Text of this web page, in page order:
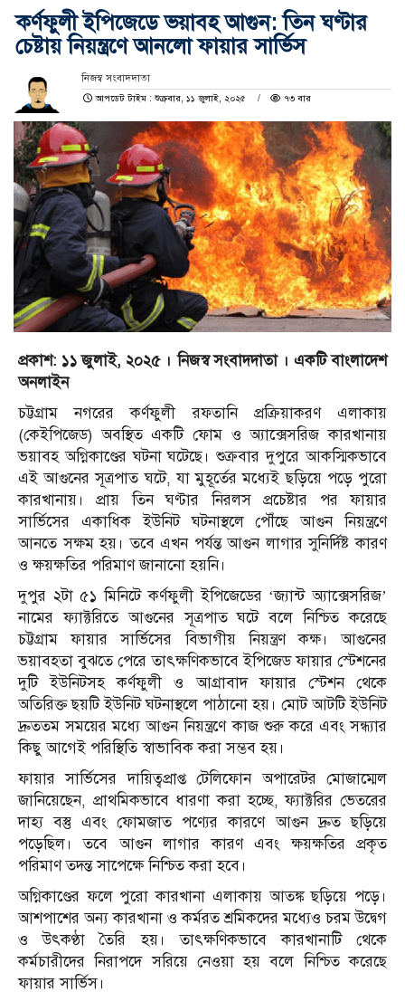
কর্ণফুলী ইপিজেডে ভয়াবহ আগুন: তিন ঘণ্টার
চেষ্টায় নিয়ন্ত্রণে আনলো ফায়ার সার্ভিস
নিজস্ব সংবাদদাতা
আপডেট টাইম : শুক্রবার, ১১ জুলাই, ২০২৫
৭৩ বার
প্রকাশ: ১১ জুলাই, ২০২৫ । নিজস্ব সংবাদদাতা । একটি বাংলাদেশ
অনলাইন
চট্টগ্রাম নগরের কর্ণফুলী রফতানি প্রক্রিয়াকরণ এলাকায়
(কেইপিজেড) অবস্থিত একটি ফোম ও অ্যাক্সেসরিজ কারখানায়
ভয়াবহ অগ্নিকাণ্ডের ঘটনা ঘটেছে। শুক্রবার দুপুরে আকস্মিকভাবে
এই আগুনের সূত্রপাত ঘটে, যা মুহূর্তের মধ্যেই ছড়িয়ে পড়ে পুরো
কারখানায়। প্রায় তিন ঘণ্টার নিরলস প্রচেষ্টার পর ফায়ার
সার্ভিসের একাধিক ইউনিট ঘটনাস্থলে পৌঁছে আগুন নিয়ন্ত্রণে
আনতে সক্ষম হয়। তবে এখন পর্যন্ত আগুন লাগার সুনির্দিষ্ট কারণ
ও ক্ষয়ক্ষতির পরিমাণ জানানো হয়নি।
দুপুর ২টা ৫১ মিনিটে কর্ণফুলী ইপিজেডের ‘জ্যান্ট অ্যাক্সেসরিজ’
নামের ফ্যাক্টরিতে আগুনের সূত্রপাত ঘটে বলে নিশ্চিত করেছে
চট্টগ্রাম ফায়ার সার্ভিসের বিভাগীয় নিয়ন্ত্রণ কক্ষ। আগুনের
ভয়াবহতা বুঝতে পেরে তাৎক্ষণিকভাবে ইপিজেড ফায়ার স্টেশনের
দুটি ইউনিটসহ কর্ণফুলী ও আগ্রাবাদ ফায়ার স্টেশন থেকে
অতিরিক্ত ছয়টি ইউনিট ঘটনাস্থলে পাঠানো হয়। মোট আটটি ইউনিট
দ্রুততম সময়ের মধ্যে আগুন নিয়ন্ত্রণে কাজ শুরু করে এবং সন্ধ্যার
কিছু আগেই পরিস্থিতি স্বাভাবিক করা সম্ভব হয়।
ফায়ার সার্ভিসের দায়িত্বপ্রাপ্ত টেলিফোন অপারেটর মোজাম্মেল
জানিয়েছেন, প্রাথমিকভাবে ধারণা করা হচ্ছে, ফ্যাক্টরির ভেতরের
দাহ্য বস্তু এবং ফোমজাত পণ্যের কারণে আগুন দ্রুত ছড়িয়ে
পড়েছিল। তবে আগুন লাগার কারণ এবং ক্ষয়ক্ষতির প্রকৃত
পরিমাণ তদন্ত সাপেক্ষে নিশ্চিত করা হবে।
অগ্নিকাণ্ডের ফলে পুরো কারখানা এলাকায় আতঙ্ক ছড়িয়ে পড়ে।
আশপাশের অন্য কারখানা ও কর্মরত শ্রমিকদের মধ্যেও চরম উদ্বেগ
ও উৎকণ্ঠা তৈরি হয়। তাৎক্ষণিকভাবে কারখানাটি থেকে
কর্মচারীদের নিরাপদে সরিয়ে নেওয়া হয় বলে নিশ্চিত করেছে
ফায়ার সার্ভিস।